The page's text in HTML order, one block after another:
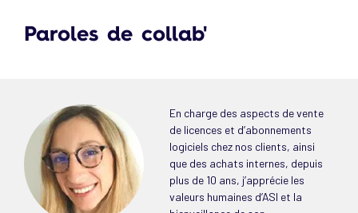
Paroles de collab'
En charge des aspects de vente
de licences et d’abonnements
logiciels chez nos clients, ainsi
que des achats internes, depuis
plus de 10 ans, j’apprécie les
valeurs humaines d’ASI et la